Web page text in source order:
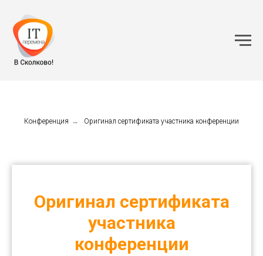
Конференция → Оригинал сертификата участника конференции
Оригинал сертификата
участника
конференции